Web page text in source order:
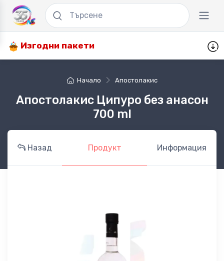
Изгодни пакети
Начало Апостолакис
Апостолакис Ципуро без анасон
700 ml
Назад Продукт Информация